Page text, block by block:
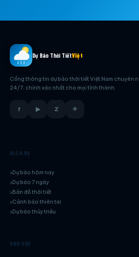
Dự Báo Thời TiếtViệt
Cổng thông tin dự báo thời tiết Việt Nam chuyên
24/7, chính xác nhất cho mọi tỉnh thành.
f ▶ Z ✈
DỊCH VỤ
Dự báo hôm nay
Dự báo 7 ngày
Bản đồ thời tiết
Cảnh báo thiên tai
Dự báo thủy triều
KHU VỰC